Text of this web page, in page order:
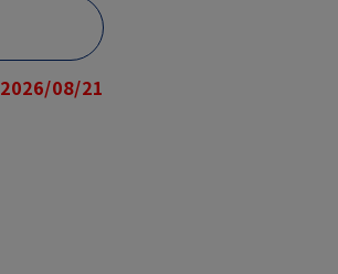
2026/08/21